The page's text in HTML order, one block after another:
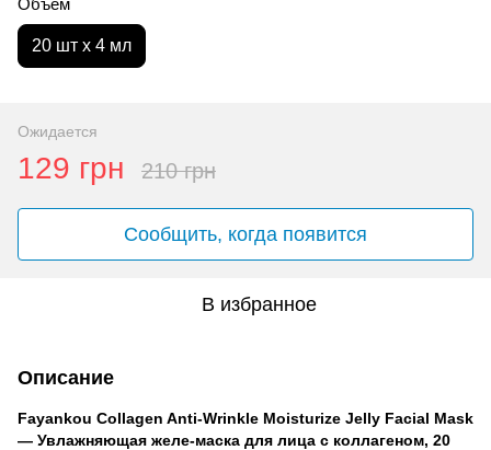
20 шт x 4 мл
Ожидается
129 грн 210 грн
Сообщить, когда появится
В избранное
Описание
Fayankou Collagen Anti-Wrinkle Moisturize Jelly Facial Mask
— Увлажняющая желе-маска для лица с коллагеном, 20